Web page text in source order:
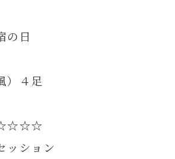
の日
）４足
ッション